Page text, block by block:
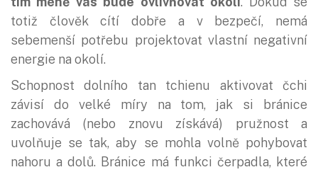
totiž člověk cítí dobře a v bezpečí, nemá
sebemenší potřebu projektovat vlastní negativní
energie na okolí.
Schopnost dolního tan tchienu aktivovat čchi
závisí do velké míry na tom, jak si bránice
zachovává (nebo znovu získává) pružnost a
uvolňuje se tak, aby se mohla volně pohybovat
nahoru a dolů. Bránice má funkci čerpadla, které